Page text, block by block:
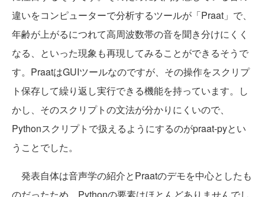
違いをコンピューターで分析するツールが「Praat」で、
年齢が上がるにつれて高周波数帯の音を聞き分けにくく
なる、といった現象も再現してみることができるそうで
す。PraatはGUIツールなのですが、その操作をスクリプ
ト保存して繰り返し実行できる機能を持っています。し
かし、そのスクリプトの文法が分かりにくいので、
Pythonスクリプトで扱えるようにするのがpraat-pyとい
うことでした。
発表自体は音声学の紹介とPraatのデモを中心としたも
のだったため、Pythonの要素はほとんどありませんでし